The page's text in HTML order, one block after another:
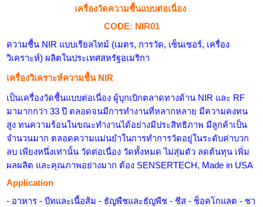
เครื่องวัดความชื้นแบบต่อเนื่อง
CODE: NIR01
ความชื้น NIR แบบเรียลไทม์ (เมตร, การวัด, เซ็นเซอร์, เครื่อง
วิเคราะห์) ผลิตในประเทศสหรัฐอเมริกา
เครื่องวิเคราะห์ความชื้น NIR
เป็นเครื่องวัดชื้นแบบต่อเนื่อง ผู้บุกเบิกตลาดทางด้าน NIR และ RF
มามากกว่า33ปี ตลอดจนมีการทำงานที่หลากหลาย มีความคงทน
สูง ทนความร้อนในขณะทำงานได้อย่างมีประสิทธิภาพ มีลูกค้าเป็น
จำนวนมาก ตลอดความแม่นยำในการทำการวัดอยู่ในระดับค่าบวก
ลบ เพียงหนึ่งเท่านั้น วัดต่อเนื่อง วัดทั้งหมด ไม่สุ่มตัว ลดต้นทุน เพิ่ม
ผลผลิต และคุณภาพอย่างมาก ต้อง SENSERTECH, Made in USA
Application
- อาหาร - บีทและเนื้อส้ม - ธัญพืชและธัญพืช - ชีส - ช็อคโกแลต - ชา